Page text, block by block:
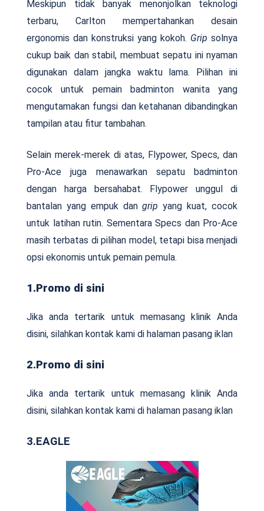
Meskipun tidak banyak menonjolkan teknologi
terbaru, Carlton mempertahankan desain
ergonomis dan konstruksi yang kokoh. Grip solnya
cukup baik dan stabil, membuat sepatu ini nyaman
digunakan dalam jangka waktu lama. Pilihan ini
cocok untuk pemain badminton wanita yang
mengutamakan fungsi dan ketahanan dibandingkan
tampilan atau fitur tambahan.
Selain merek-merek di atas, Flypower, Specs, dan
Pro-Ace juga menawarkan sepatu badminton
dengan harga bersahabat. Flypower unggul di
bantalan yang empuk dangrip yang kuat, cocok
untuk latihan rutin. Sementara Specs dan Pro-Ace
masih terbatas di pilihan model, tetapi bisa menjadi
opsi ekonomis untuk pemain pemula.
1.Promo di sini
Jika anda tertarik untuk memasang klinik Anda
disini, silahkan kontak kami di halaman pasang iklan
2.Promo di sini
Jika anda tertarik untuk memasang klinik Anda
disini, silahkan kontak kami di halaman pasang iklan
3.EAGLE